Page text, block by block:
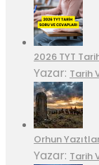
2026 TYT
Yazar: Tarih
Orhun
Yazar: Tarih